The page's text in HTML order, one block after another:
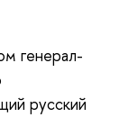
генерал-
русский